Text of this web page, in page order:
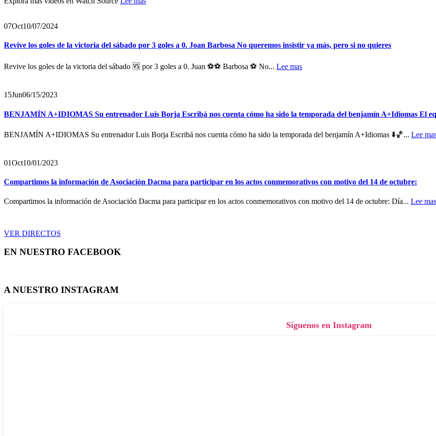
07Oct10/07/2024
Revive los goles de la victoria del sábado por 3 goles a 0. Joan Barbosa No queremos insistir ya más, pero si no quieres
Revive los goles de la victoria del sábado 🆚 por 3 goles a 0. Juan ⚽️⚽️ Barbosa ⚽️ No... Lee mas
15Jun06/15/2023
BENJAMÍN A+IDIOMAS Su entrenador Luis Borja Escribá nos cuenta cómo ha sido la temporada del benjamín A+Idiomas El
BENJAMÍN A+IDIOMAS Su entrenador Luis Borja Escribá nos cuenta cómo ha sido la temporada del benjamín A+Idiomas ⬇️🏀... Lee
01Oct10/01/2023
Compartimos la información de Asociación Dacma para participar en los actos conmemorativos con motivo del 14 de octubre:
Compartimos la información de Asociación Dacma para participar en los actos conmemorativos con motivo del 14 de octubre: Día... Lee mas
VER DIRECTOS
EN NUESTRO FACEBOOK
A NUESTRO INSTAGRAM
Síguenos en Instagram